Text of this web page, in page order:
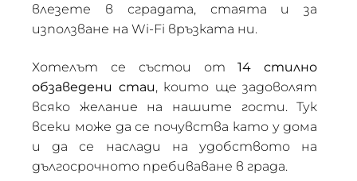
влезете в сградата, стаята и за
използване на Wi-Fi връзката ни.
Хотелът се състои от14 стилно
обзаведени стаи, които ще задоволят
всяко желание на нашите гости. Тук
всеки може да се почувства като у дома
и да се наслади на удобството на
дългосрочното пребиваване в града.